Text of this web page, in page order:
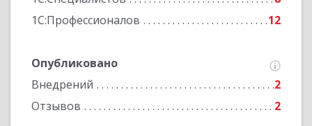
1С:Профессионалов
12
Опубликовано
Внедрений
2
Отзывов
2